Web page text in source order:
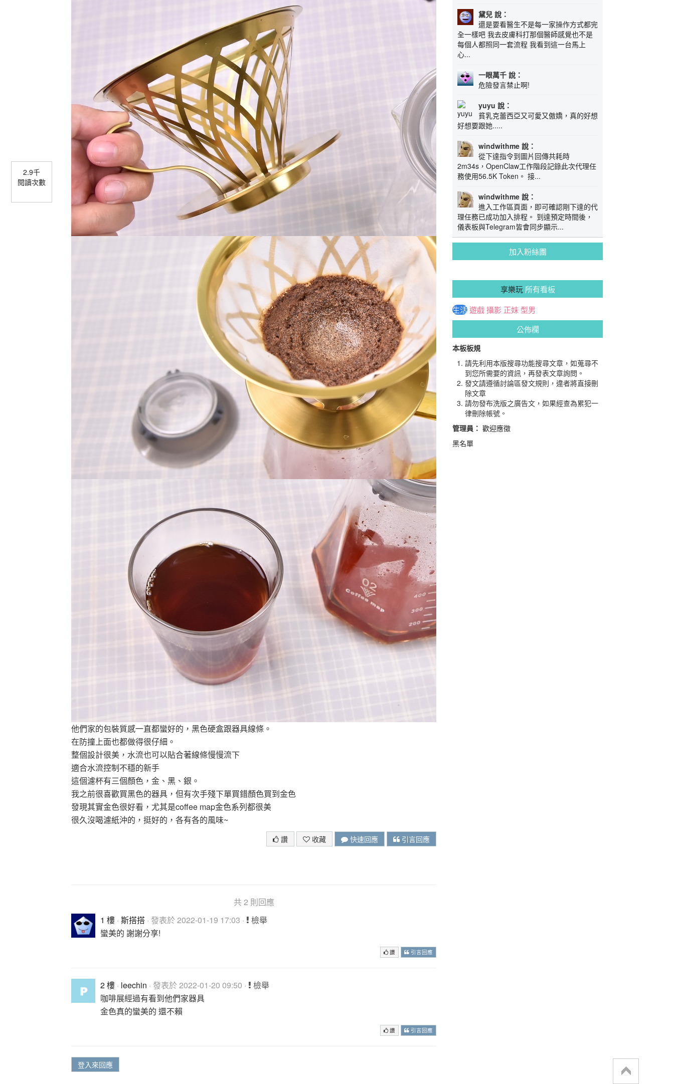
2.9千
閱讀次數
他們家的包裝質感一直都蠻好的，黑色硬盒跟器具線條。
在防撞上面也都做得很仔細。
整個設計很美，水流也可以貼合著線條慢慢流下
適合水流控制不穩的新手
這個濾杯有三個顏色，金、黑、銀。
我之前很喜歡買黑色的器具，但有次手殘下單買錯顏色買到金色
發現其實金色很好看，尤其是coffee map金色系列都很美
很久沒喝濾紙沖的，挺好的，各有各的風味~
讚 收藏 快速回應 引言回應
共 2 則回應
1 樓 · 斯搭搭 · 發表於 2022-01-19 17:03 ·
檢舉
蠻美的 謝謝分享!
讚 引言回應
2 樓 · leechin · 發表於 2022-01-20 09:50 ·
檢舉
咖啡展經過有看到他們家器具
金色真的蠻美的 還不賴
讚 引言回應
登入來回應
黛兒 說：
還是要看醫生不是每一家操作方式都完
全一樣吧 我去皮膚科打那個醫師感覺也不是
每個人都照同一套流程 我看到這一台馬上
心...
一眼萬千 說：
危險發言禁止啊!
yuyu 說：
貧乳克蕾西亞又可愛又傲嬌，真的好想
好想要跟她.....
windwithme 說：
從下達指令到圖片回傳共耗時
2m34s，OpenClaw工作階段記錄此次代理任
務使用56.5K Token。 接...
windwithme 說：
進入工作區頁面，即可確認剛下達的代
理任務已成功加入排程。 到達預定時間後，
儀表板與Telegram皆會同步顯示...
加入粉絲團
享樂玩所有看板
生活遊戲攝影 正妹 型男
公佈欄
本板板規
請先利用本版搜尋功能搜尋文章，如蒐尋不
到您所需要的資訊，再發表文章詢問。
發文請遵循討論區發文規則，違者將直接刪
除文章
請勿發布洗版之廣告文，如果經查為累犯一
律刪除帳號。
管理員： 歡迎應徵
黑名單